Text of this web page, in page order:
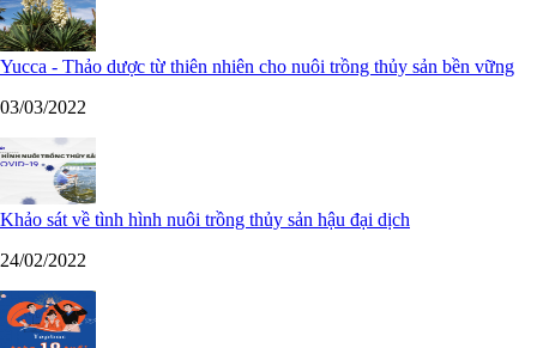
Yucca - Thảo dược từ thiên nhiên cho nuôi trồng thủy sản bền vững
03/03/2022
Khảo sát về tình hình nuôi trồng thủy sản hậu đại dịch
24/02/2022